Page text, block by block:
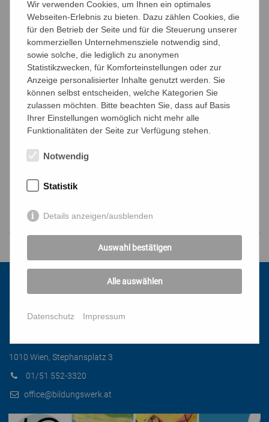
AGB*
Ich akzeptiere dieAllgemeinen
Geschäftsbedingungenund die
Datenschutzbestimmungen
Captcha* Ergebnis*
1010 Wien, Stephansplatz 3
01/51 552-3320
office@bildungswerk.at
Wir verwenden Cookies, um Ihnen ein optimales
Webseiten-Erlebnis zu bieten. Dazu zählen Cookies, die
für den Betrieb der Seite und für die Steuerung unserer
kommerziellen Unternehmensziele notwendig sind,
sowie solche, die lediglich zu anonymen
Statistikzwecken, für Komforteinstellungen oder zur
Anzeige personalisierter Inhalte genutzt werden. Sie
können selbst entscheiden, welche Kategorien Sie
zulassen möchten. Bitte beachten Sie, dass auf Basis
Ihrer Einstellungen womöglich nicht mehr alle
Funktionalitäten der Seite zur Verfügung stehen.
Notwendig
Statistik
Details anzeigen/ausblenden
Auswahl bestätigen
Alle auswählen
Datenschutz Impressum